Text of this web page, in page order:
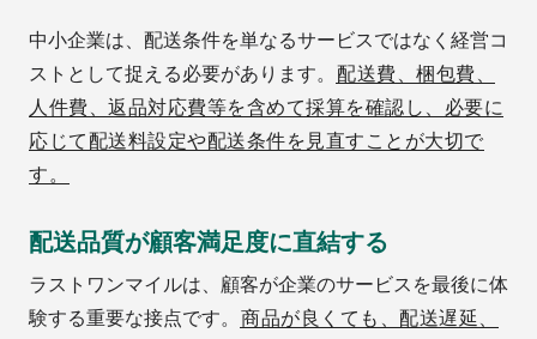
中小企業は、配送条件を単なるサービスではなく経営コ
ストとして捉える必要があります。 配送費、梱包費、
人件費、返品対応費等を含めて採算を確認し、必要に
応じて配送料設定や配送条件を見直すことが大切で
す。
配送品質が顧客満足度に直結する
ラストワンマイルは、顧客が企業のサービスを最後に体
験する重要な接点です。 商品が良くても、配送遅延、